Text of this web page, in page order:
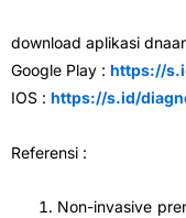
download aplikasi
Google Play : https://
IOS : https://s.id/
Referensi :
Non-invasive